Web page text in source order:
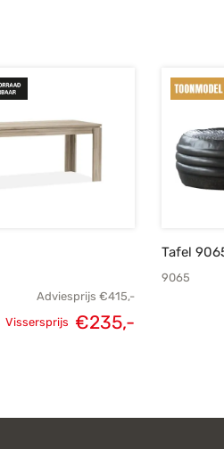
Adviesprijs €415,-
Vissersprijs €235,-
Tafel
9065